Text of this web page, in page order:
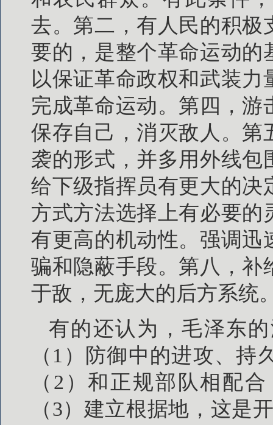
去。第二，有人民的积极
要的，是整个革命运动的
以保证革命政权和武装
完成革命运动。第四，
保存自己，消灭敌人。第
袭的形式，并多用外线
给下级指挥员有更大的决
方式方法选择上有必要
有更高的机动性。强调迅
骗和隐蔽手段。第八，补
于敌，无庞大的后方系统
有的还认为，毛泽东
（1）防御中的进攻、
（2）和正规部队相配
（3）建立根据地，这是